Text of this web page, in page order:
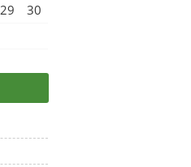
29
30